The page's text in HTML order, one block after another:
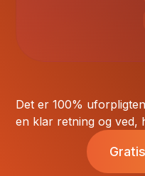
Det er 100%
en klar retning og ved,